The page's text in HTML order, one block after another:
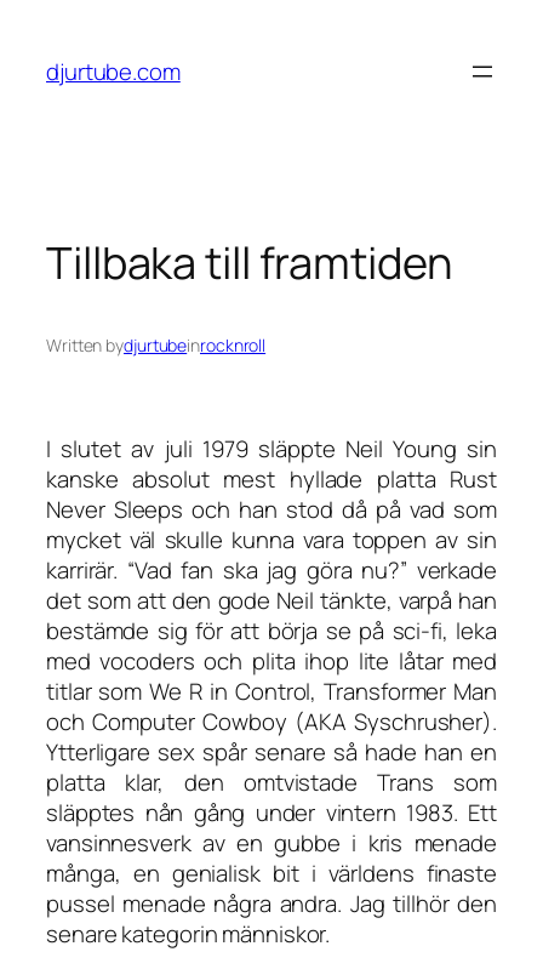
content
djurtube.com
Tillbaka till framtiden
Written bydjurtubeinrocknroll
I slutet av juli 1979 släppte Neil Young sin
kanske absolut mest hyllade platta Rust
Never Sleeps och han stod då på vad som
mycket väl skulle kunna vara toppen av sin
karrirär. “Vad fan ska jag göra nu?” verkade
det som att den gode Neil tänkte, varpå han
bestämde sig för att börja se på sci-fi, leka
med vocoders och plita ihop lite låtar med
titlar somWe R in Control,Transformer Man
ochComputer Cowboy (AKA Syschrusher).
Ytterligare sex spår senare så hade han en
platta klar, den omtvistadeTrans som
släpptes nån gång under vintern 1983. Ett
vansinnesverk av en gubbe i kris menade
många, en genialisk bit i världens finaste
pussel menade några andra. Jag tillhör den
senare kategorin människor.